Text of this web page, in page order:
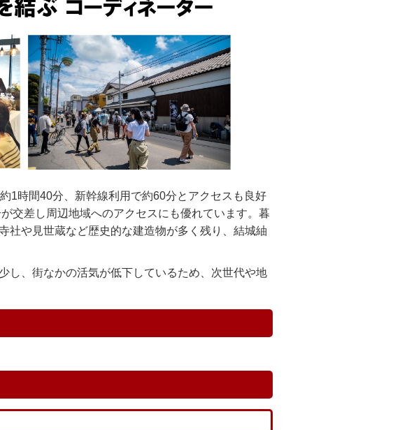
1時間40分、新幹線利用で約60分とアクセスも良好
交差し周辺地域へのアクセスにも優れています。暮
社や見世蔵など歴史的な建造物が多く残り、結城紬
し、街なかの活気が低下しているため、次世代や地